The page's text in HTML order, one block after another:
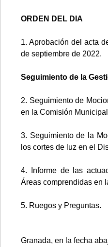
ORDEN DEL DIA
1. Aprobación del acta
de septiembre de 2022.
Seguimiento de la
2. Seguimiento de
en la Comisión
3. Seguimiento de la
los cortes de luz en el
4. Informe de las
Áreas comprendidas en
5. Ruegos y Preguntas.
Granada, en la fecha